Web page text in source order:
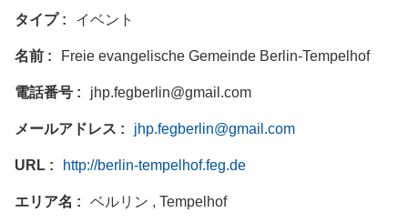
タイプ イベント
名前 Freie evangelische Gemeinde Berlin-Tempelhof
電話番号 jhp.fegberlin@gmail.com
メールアドレス jhp.fegberlin@gmail.com
URL http://berlin-tempelhof.feg.de
エリア名 ベルリン , Tempelhof